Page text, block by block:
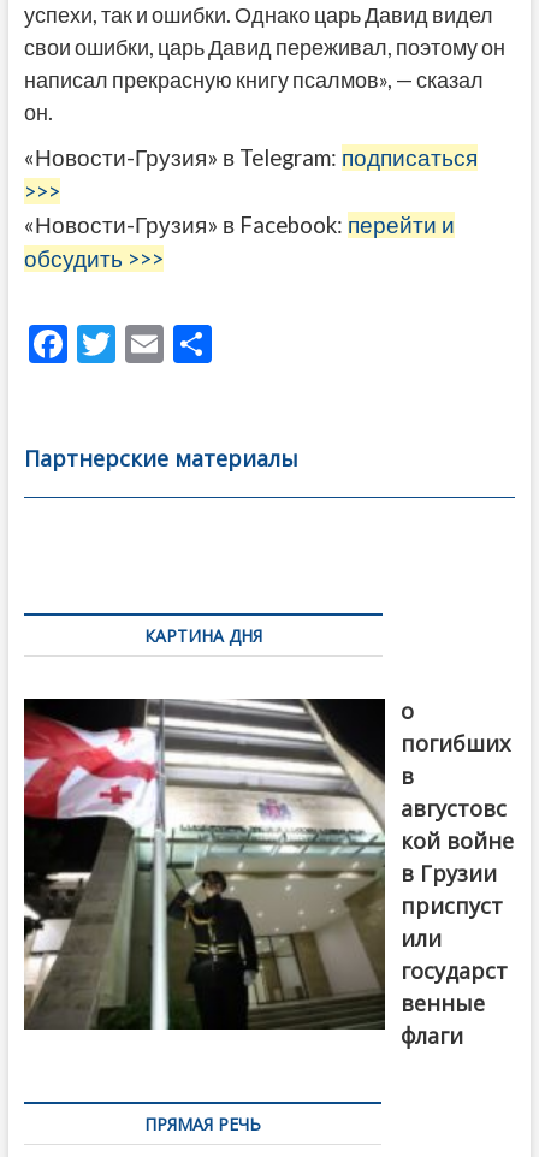
успехи, так и ошибки. Однако царь Давид видел
свои ошибки, царь Давид переживал, поэтому он
написал прекрасную книгу псалмов», — сказал
он.
«Новости-Грузия» в Telegram: подписаться
>>>
«Новости-Грузия» в Facebook: перейти и
обсудить >>>
F
b
o
T
er
E
l
О
а
в
Партнерские материалы
по
записямКАРТИНА ДНЯ
о
погибших
в
августовс
кой войне
в Грузии
приспуст
или
государст
венные
флаги
ПРЯМАЯ РЕЧЬ